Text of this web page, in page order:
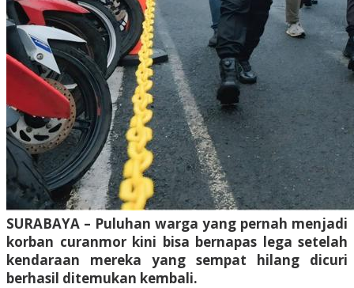
SURABAYA – Puluhan warga yang pernah menjadi
korban curanmor kini bisa bernapas lega setelah
kendaraan mereka yang sempat hilang dicuri
berhasil ditemukan kembali.